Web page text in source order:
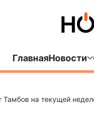
ГлавнаяНовости
на текущей